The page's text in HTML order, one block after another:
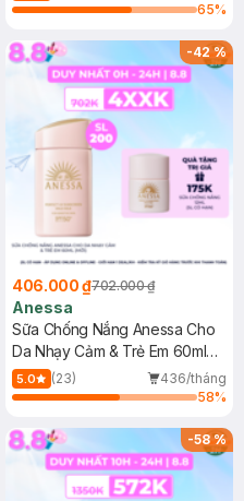
65%
-42%
406.000 ₫702.000 ₫
Anessa
Sữa Chống Nắng Anessa Cho
Da Nhạy Cảm & Trẻ Em 60ml
(Mới)
5.0 (23)
436/tháng
58%
-58%